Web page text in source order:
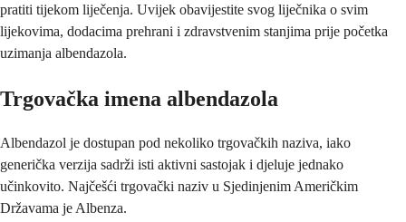
pratiti tijekom liječenja. Uvijek obavijestite svog liječnika o svim
lijekovima, dodacima prehrani i zdravstvenim stanjima prije početka
uzimanja albendazola.
Trgovačka imena albendazola
Albendazol je dostupan pod nekoliko trgovačkih naziva, iako
generička verzija sadrži isti aktivni sastojak i djeluje jednako
učinkovito. Najčešći trgovački naziv u Sjedinjenim Američkim
Državama je Albenza.